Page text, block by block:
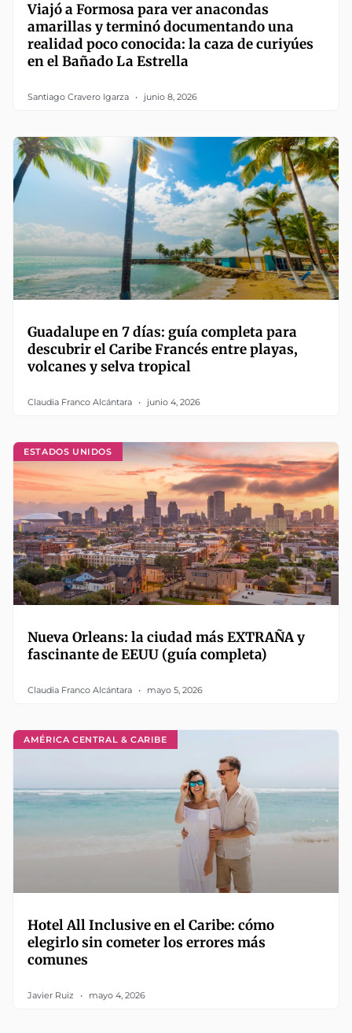
Viajó a Formosa para ver anacondas
amarillas y terminó documentando una
realidad poco conocida: la caza de curiyúes
en el Bañado La Estrella
Santiago Cravero Igarza junio 8, 2026
Guadalupe en 7 días: guía completa para
descubrir el Caribe Francés entre playas,
volcanes y selva tropical
Claudia Franco Alcántara junio 4, 2026
ESTADOS UNIDOS
Nueva Orleans: la ciudad más EXTRAÑA y
fascinante de EEUU (guía completa)
Claudia Franco Alcántara mayo 5, 2026
AMÉRICA CENTRAL & CARIBE
Hotel All Inclusive en el Caribe: cómo
elegirlo sin cometer los errores más
comunes
Javier Ruiz mayo 4, 2026